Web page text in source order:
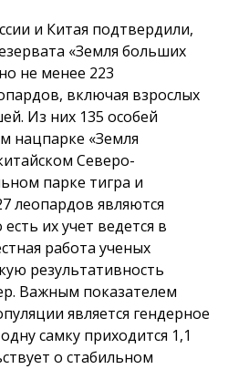
и Китая подтвердили,
«Земля больших
не менее 223
включая взрослых
Из них 135 особей
нацпарке «Земля
Северо-
парке тигра и
леопардов являются
их учет ведется в
работа ученых
результативность
Важным показателем
является гендерное
самку приходится 1,1
о стабильном